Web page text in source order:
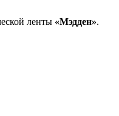
ленты «Мэдден».